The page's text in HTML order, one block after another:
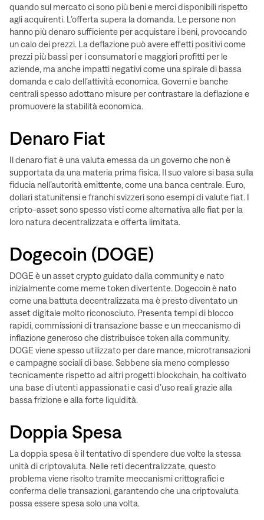
quando sul mercato ci sono più beni e merci disponibili rispetto
agli acquirenti. L’offerta supera la domanda. Le persone non
hanno più denaro sufficiente per acquistare i beni, provocando
un calo dei prezzi. La deflazione può avere effetti positivi come
prezzi più bassi per i consumatori e maggiori profitti per le
aziende, ma anche impatti negativi come una spirale di bassa
domanda e calo dell’attività economica. Governi e banche
centrali spesso adottano misure per contrastare la deflazione e
promuovere la stabilità economica.
Denaro Fiat
Il denaro fiat è una valuta emessa da un governo che non è
supportata da una materia prima fisica. Il suo valore si basa sulla
fiducia nell’autorità emittente, come una banca centrale. Euro,
dollari statunitensi e franchi svizzeri sono esempi di valute fiat. I
cripto-asset sono spesso visti come alternativa alle fiat per la
loro natura decentralizzata e offerta limitata.
Dogecoin (DOGE)
DOGE è un asset crypto guidato dalla community e nato
inizialmente come meme token divertente. Dogecoin è nato
come una battuta decentralizzata ma è presto diventato un
asset digitale molto riconosciuto. Presenta tempi di blocco
rapidi, commissioni di transazione basse e un meccanismo di
inflazione generoso che distribuisce token alla community.
DOGE viene spesso utilizzato per dare mance, microtransazioni
e campagne sociali di base. Sebbene sia meno complesso
tecnicamente rispetto ad altri progetti blockchain, ha coltivato
una base di utenti appassionati e casi d’uso reali grazie alla
bassa frizione e alla forte liquidità.
Doppia Spesa
La doppia spesa è il tentativo di spendere due volte la stessa
unità di criptovaluta. Nelle reti decentralizzate, questo
problema viene risolto tramite meccanismi crittografici e
conferma delle transazioni, garantendo che una criptovaluta
possa essere spesa solo una volta.